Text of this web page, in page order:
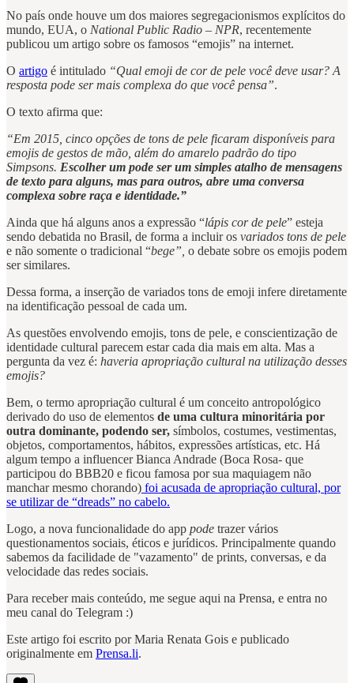
No país onde houve um dos maiores segregacionismos explícitos do
mundo, EUA, o National Public Radio – NPR, recentemente
publicou um artigo sobre os famosos “emojis” na internet.
O artigo é intitulado “Qual emoji de cor de pele você deve usar? A
resposta pode ser mais complexa do que você pensa”.
O texto afirma que:
“Em 2015, cinco opções de tons de pele ficaram disponíveis para
emojis de gestos de mão, além do amarelo padrão do tipo
Simpsons. Escolher um pode ser um simples atalho de mensagens
de texto para alguns, mas para outros, abre uma conversa
complexa sobre raça e identidade.”
Ainda que há alguns anos a expressão “lápis cor de pele” esteja
sendo debatida no Brasil, de forma a incluir os variados tons de pele
e não somente o tradicional “bege”, o debate sobre os emojis podem
ser similares.
Dessa forma, a inserção de variados tons de emoji infere diretamente
na identificação pessoal de cada um.
As questões envolvendo emojis, tons de pele, e conscientização de
identidade cultural parecem estar cada dia mais em alta. Mas a
pergunta da vez é: haveria apropriação cultural na utilização desses
emojis?
Bem, o termo apropriação cultural é um conceito antropológico
derivado do uso de elementos de uma cultura minoritária por
outra dominante, podendo ser, símbolos, costumes, vestimentas,
objetos, comportamentos, hábitos, expressões artísticas, etc. Há
algum tempo a influencer Bianca Andrade (Boca Rosa- que
participou do BBB20 e ficou famosa por sua maquiagem não
manchar mesmo chorando) foi acusada de apropriação cultural, por
se utilizar de “dreads” no cabelo.
Logo, a nova funcionalidade do app pode trazer vários
questionamentos sociais, éticos e jurídicos. Principalmente quando
sabemos da facilidade de "vazamento" de prints, conversas, e da
velocidade das redes sociais.
Para receber mais conteúdo, me segue aqui na Prensa, e entra no
meu canal do Telegram :)
Este artigo foi escrito por Maria Renata Gois e publicado
originalmente em Prensa.li.